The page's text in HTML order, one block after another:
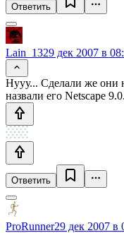
Ответить
Lain_1329 дек 2007 в
Нууу... Сделали же они
назвали его Netscape
Ответить
ProRunner29 дек 2007 в